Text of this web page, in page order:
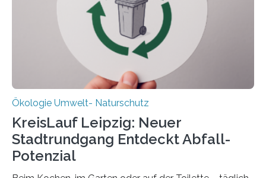
Forschungsprojekt an der Universität Oldenburg für
zwei weitere Jahre mit rund 1,2 Millionen Euro. „Wir
freuen uns sehr über…
Ökologie Umwelt- Naturschutz
KreisLauf Leipzig: Neuer
Stadtrundgang Entdeckt Abfall-
Potenzial